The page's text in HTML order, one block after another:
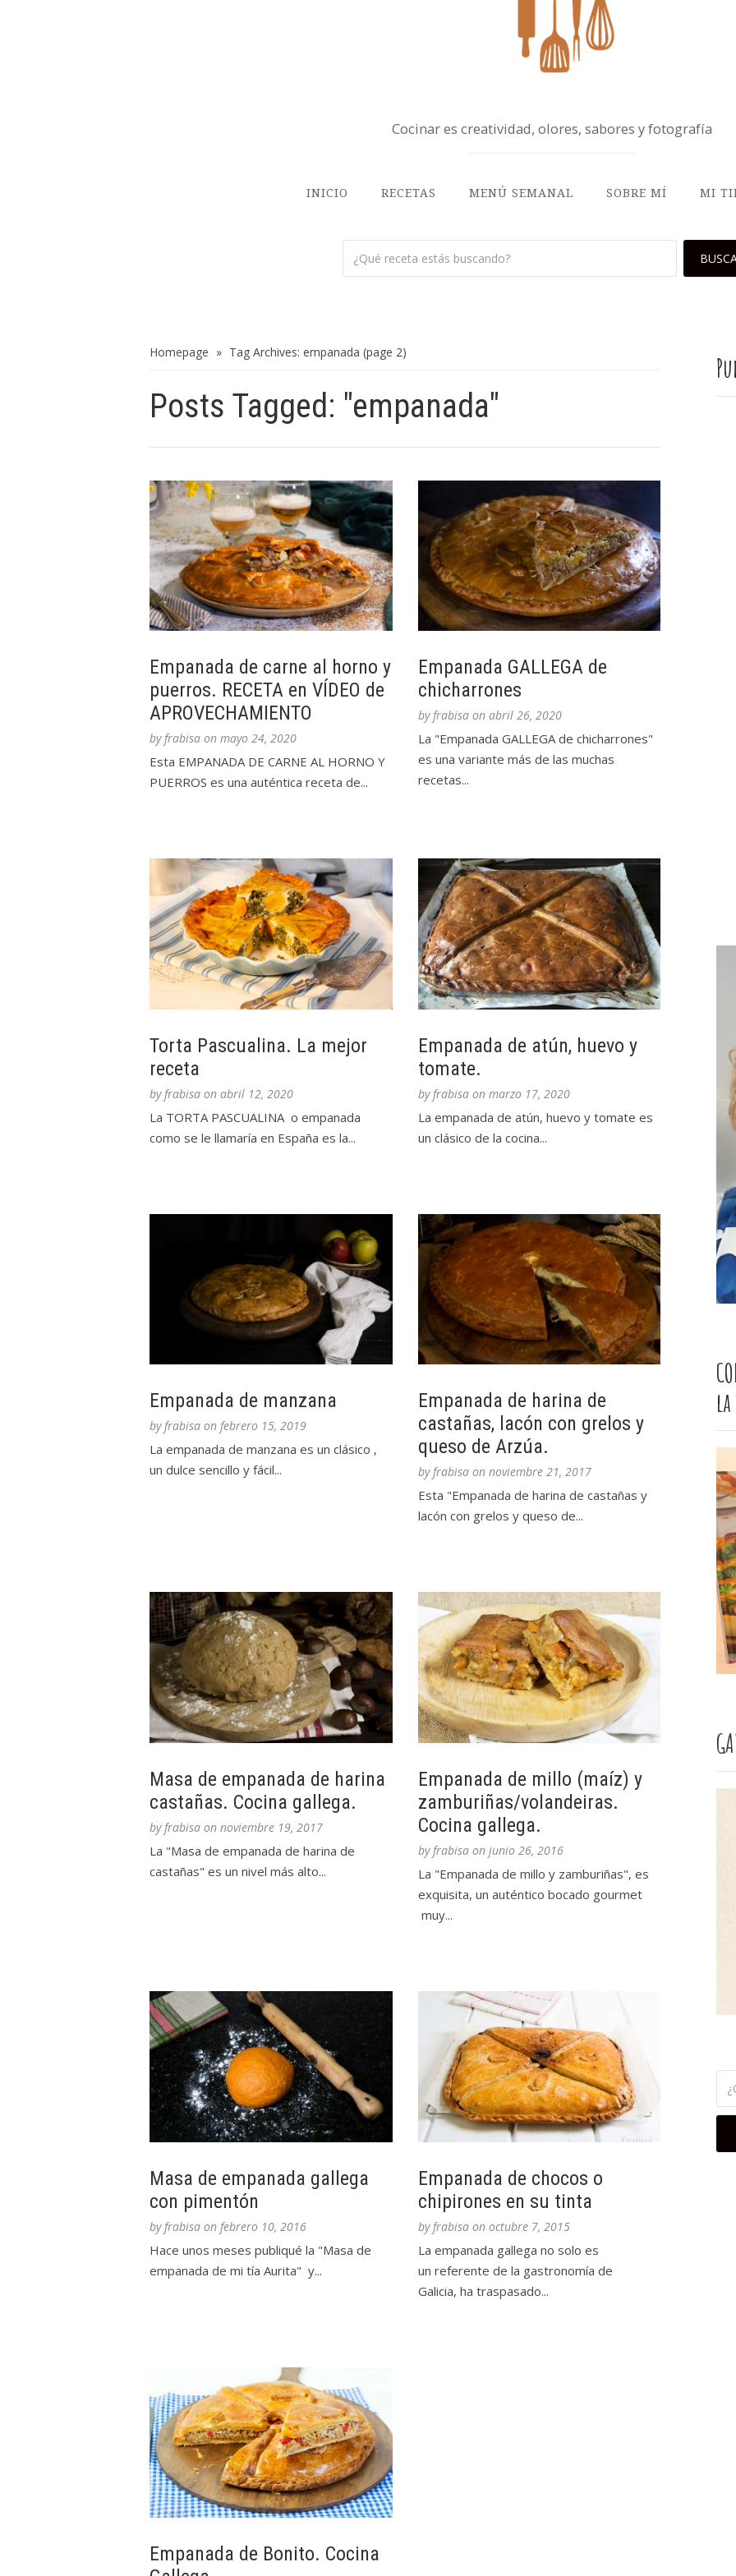
Cocinar es creatividad, olores, sabores y fotografía
INICIO RECETAS MENÚ SEMANAL SOBRE MÍ MI
Homepage » Tag Archives: empanada (page 2)
Posts Tagged: "empanada"
Empanada de carne al horno y
puerros. RECETA en VÍDEO de
APROVECHAMIENTO
byfrabisa on mayo 24, 2020
Esta EMPANADA DE CARNE AL HORNO Y
PUERROS es una auténtica receta de...
Empanada GALLEGA de
chicharrones
byfrabisa on abril 26, 2020
La "Empanada GALLEGA de chicharrones"
es una variante más de las muchas
recetas...
Torta Pascualina. La mejor
receta
byfrabisa on abril 12, 2020
La TORTA PASCUALINA o empanada
como se le llamaría en España es la...
Empanada de atún, huevo y
tomate.
byfrabisa on marzo 17, 2020
La empanada de atún, huevo y tomate es
un clásico de la cocina...
Empanada de manzana
byfrabisa on febrero 15, 2019
La empanada de manzana es un clásico ,
un dulce sencillo y fácil...
Empanada de harina de
castañas, lacón con grelos y
queso de Arzúa.
byfrabisa on noviembre 21, 2017
Esta "Empanada de harina de castañas y
lacón con grelos y queso de...
Masa de empanada de harina
castañas. Cocina gallega.
byfrabisa on noviembre 19, 2017
La "Masa de empanada de harina de
castañas" es un nivel más alto...
Empanada de millo (maíz) y
zamburiñas/volandeiras.
Cocina gallega.
byfrabisa on junio 26, 2016
La "Empanada de millo y zamburiñas", es
exquisita, un auténtico bocado gourmet
muy...
Masa de empanada gallega
con pimentón
by frabisa on febrero 10, 2016
Hace unos meses publiqué la "Masa de
empanada de mi tía Aurita" y...
Empanada de chocos o
chipirones en su tinta
by frabisa on octubre 7, 2015
La empanada gallega no solo es
un referente de la gastronomía de
Galicia, ha traspasado...
Empanada de Bonito. Cocina